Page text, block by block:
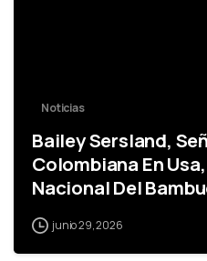
Noticias
Bailey Sersland,
Colombiana En
Nacional Del
junio 29, 2026